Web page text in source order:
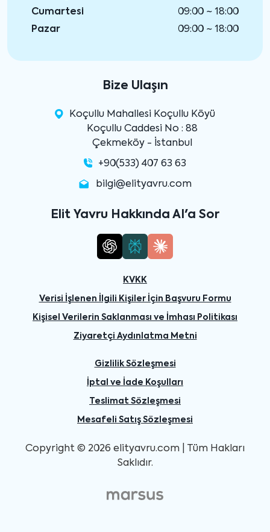
Cumartesi
09:00 ~ 18:00
Pazar
09:00 ~ 18:00
Bize Ulaşın
Koçullu Mahallesi Koçullu Köyü
Koçullu Caddesi No : 88
Çekmeköy - İstanbul
+90(533) 407 63 63
bilgi@elityavru.com
Elit Yavru Hakkında AI'a Sor
KVKK
Verisi İşlenen İlgili Kişiler İçin Başvuru Formu
Kişisel Verilerin Saklanması ve İmhası Politikası
Ziyaretçi Aydınlatma Metni
Gizlilik Sözleşmesi
İptal ve İade Koşulları
Teslimat Sözleşmesi
Mesafeli Satış Sözleşmesi
Copyright © 2026 elityavru.com | Tüm Hakları
Saklıdır.